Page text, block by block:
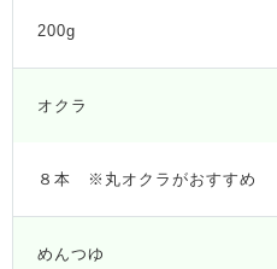
200g
オクラ
８本 ※丸オクラがおすすめ
めんつゆ